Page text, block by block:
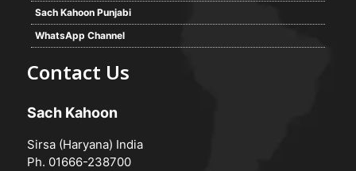
Sach Kahoon Punjabi
WhatsApp Channel
Contact Us
Sach Kahoon
Sirsa (Haryana) India
Ph. 01666-238700